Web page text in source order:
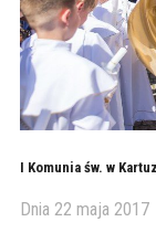
I Komunia św. w
Dnia 22 maja 2017